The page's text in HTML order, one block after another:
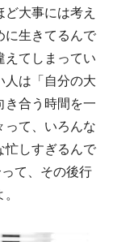
大事には考え
に生きてるんで
えてしまってい
人は「自分の大
き合う時間を一
って、いろんな
忙しすぎるんで
て、その後行